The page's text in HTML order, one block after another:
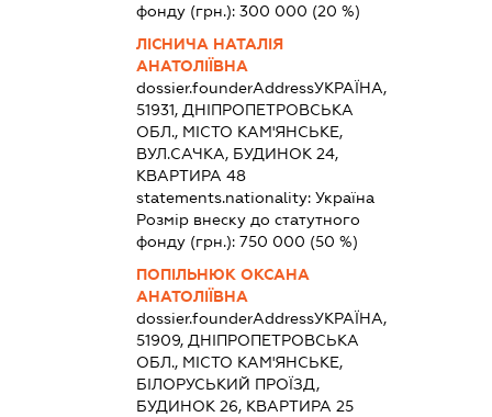
фонду (грн.):300 000 (20 %)
ЛІСНИЧА НАТАЛІЯ
АНАТОЛІЇВНА
dossier.founderAddressУКРАЇНА,
51931, ДНІПРОПЕТРОВСЬКА
ОБЛ., МІСТО КАМ'ЯНСЬКЕ,
ВУЛ.САЧКА, БУДИНОК 24,
КВАРТИРА 48
statements.nationality:Україна
Розмір внеску до статутного
фонду (грн.):750 000 (50 %)
ПОПІЛЬНЮК ОКСАНА
АНАТОЛІЇВНА
dossier.founderAddressУКРАЇНА,
51909, ДНІПРОПЕТРОВСЬКА
ОБЛ., МІСТО КАМ'ЯНСЬКЕ,
БІЛОРУСЬКИЙ ПРОЇЗД,
БУДИНОК 26, КВАРТИРА 25